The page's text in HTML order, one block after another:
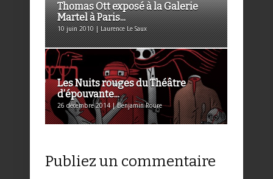
Thomas Ott exposé à la Galerie
Martel à Paris...
10 juin 2010 | Laurence Le Saux
Les Nuits rouges du Théâtre
d’épouvante...
26 décembre 2014 | Benjamin Roure
Publiez un commentaire